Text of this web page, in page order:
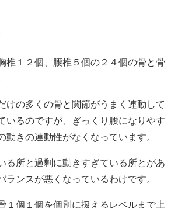
椎１２個、腰椎５個の２４個の骨と骨
けの多くの骨と関節がうまく連動して
いるのですが、ぎっくり腰になりやす
動きの連動性がなくなっています。
る所と過剰に動きすぎている所とがあ
ランスが悪くなっているわけです。
１個１個を個別に扱えるレベルまで上